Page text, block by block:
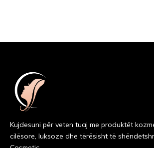
Kujdesuni për veten tuaj me produktët
cilësore, luksoze dhe tërësisht të